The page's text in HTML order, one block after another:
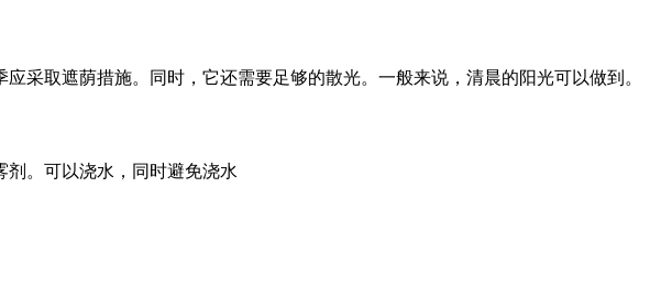
采取遮荫措施。同时，它还需要足够的散光。一般来说，清晨的阳光可以做到。
。可以浇水，同时避免浇水